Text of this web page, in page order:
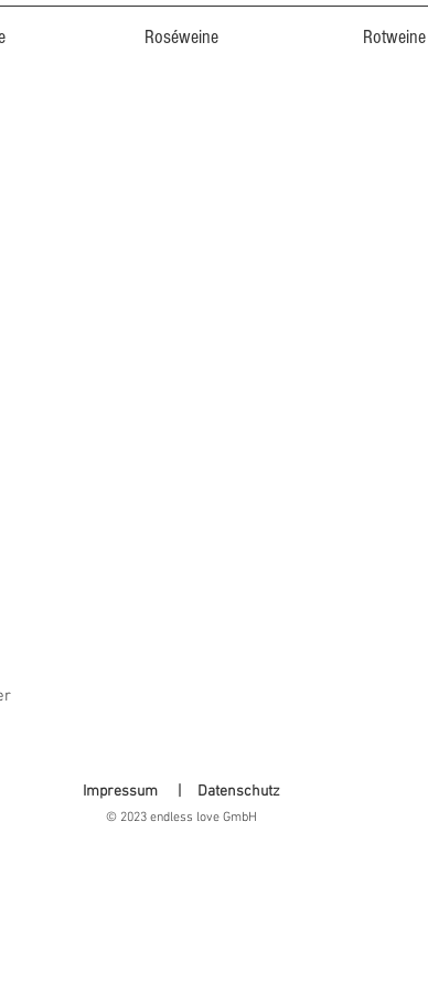
Roséweine Rotweine
Impressum| Datenschutz
© 2023 endless love GmbH